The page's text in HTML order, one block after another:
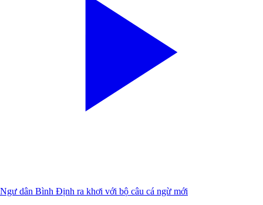
Ngư dân Bình Định ra khơi với bộ câu cá ngừ mới